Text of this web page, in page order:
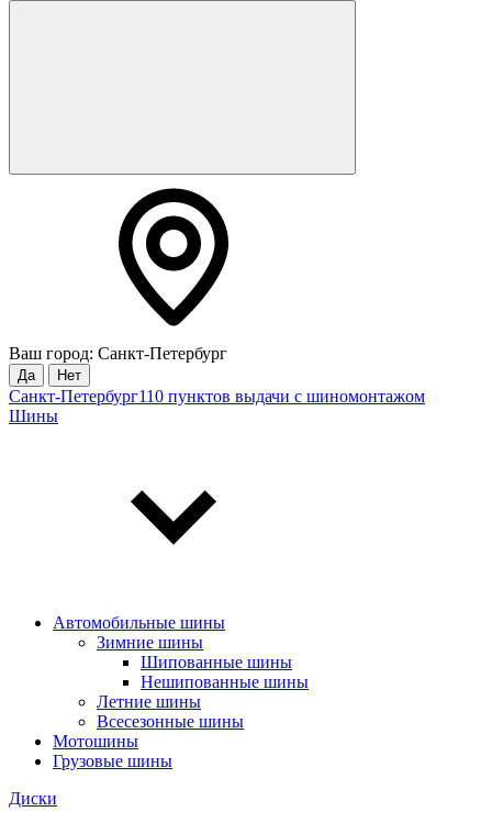
Ваш город: Санкт-Петербург
Да Нет
Санкт-Петербург110 пунктов выдачи с шиномонтажом
Шины
Автомобильные шины
Зимние шины
Шипованные шины
Нешипованные шины
Летние шины
Всесезонные шины
Мотошины
Грузовые шины
Диски